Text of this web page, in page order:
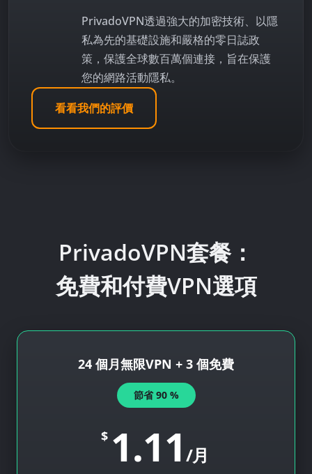
PrivadoVPN透過強大的加密技術、以隱
私為先的基礎設施和嚴格的零日誌政
策，保護全球數百萬個連接，旨在保護
您的網路活動隱私。
看看我們的評價
PrivadoVPN套餐：
免費和付費VPN選項
24 個月無限VPN + 3 個免費
節省90 %
$ 1.11 /月